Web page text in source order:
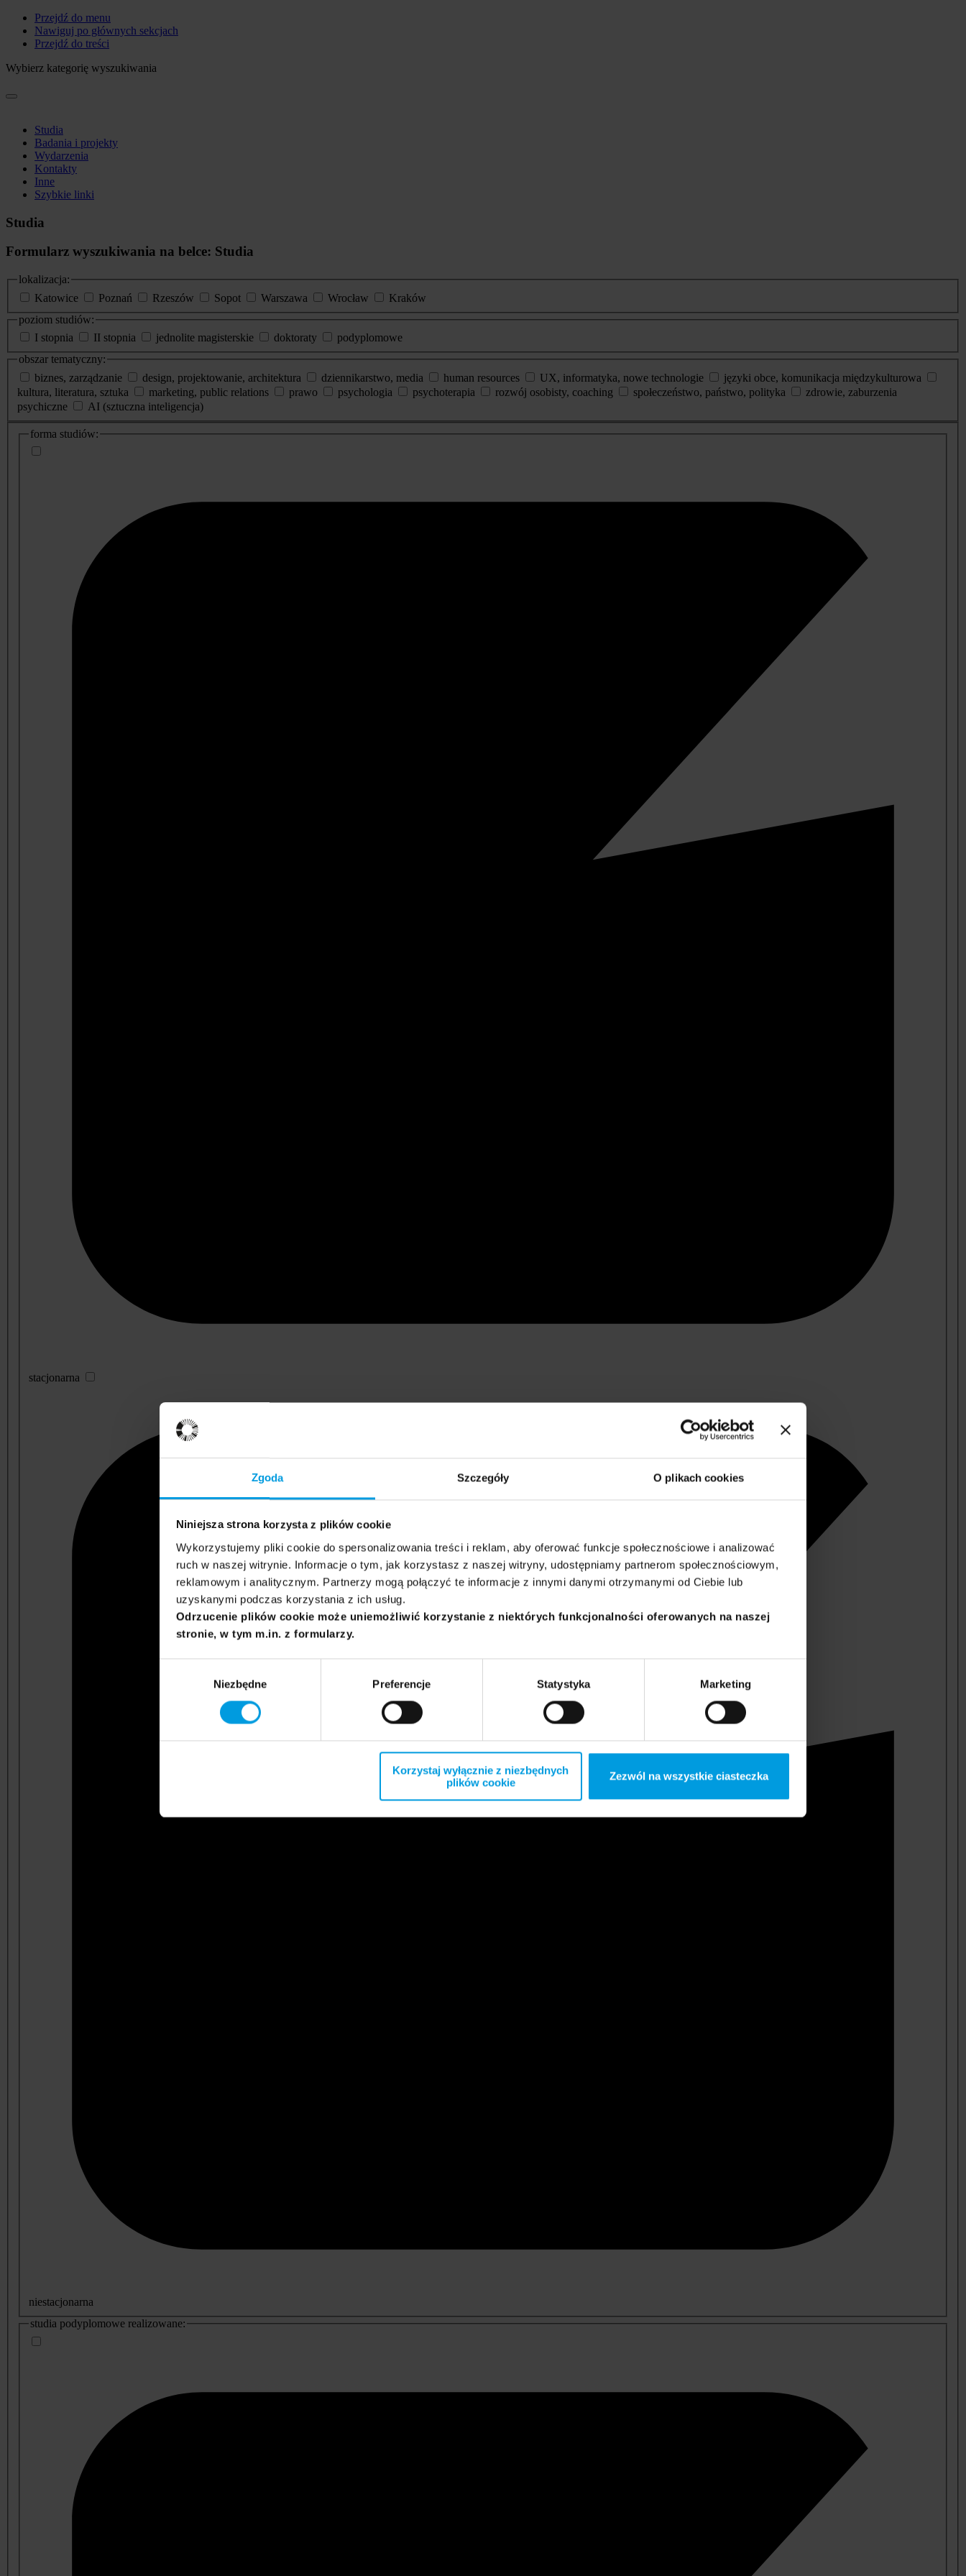
Zgoda Szczegóły O plikach cookies
Niniejsza strona korzysta z plików cookie
Wykorzystujemy pliki cookie do spersonalizowania treści i reklam, aby oferować funkcje społecznościowe i analizować
ruch w naszej witrynie. Informacje o tym, jak korzystasz z naszej witryny, udostępniamy partnerom społecznościowym,
reklamowym i analitycznym. Partnerzy mogą połączyć te informacje z innymi danymi otrzymanymi od Ciebie lub
uzyskanymi podczas korzystania z ich usług.
Odrzucenie plików cookie może uniemożliwić korzystanie z niektórych funkcjonalności oferowanych na naszej
stronie, w tym m.in. z formularzy.
Niezbędne Preferencje Statystyka Marketing
Korzystaj wyłącznie z niezbędnych
plików cookie
Zezwól na wszystkie ciasteczka
Przejdź do menu
Nawiguj po głównych sekcjach
Przejdź do treści
Wybierz kategorię wyszukiwania
Studia
Badania i projekty
Wydarzenia
Kontakty
Inne
Szybkie linki
Studia
Formularz wyszukiwania na belce: Studia
lokalizacja:
Katowice
Poznań Rzeszów Sopot Warszawa Wrocław
Kraków
poziom studiów:
I stopnia
II stopnia jednolite magisterskie doktoraty
podyplomowe
obszar tematyczny:
biznes, zarządzanie
design, projektowanie, architektura dziennikarstwo, media human resources UX, informatyka, nowe technologie
języki obce, komunikacja międzykulturowa
kultura, literatura, sztuka
marketing, public relations prawo psychologia psychoterapia rozwój osobisty, coaching społeczeństwo, państwo, polityka
zdrowie, zaburzenia
psychiczne
AI (sztuczna inteligencja)
dodatkowe
informacje
forma studiów:
stacjonarna
niestacjonarna
studia podyplomowe realizowane: